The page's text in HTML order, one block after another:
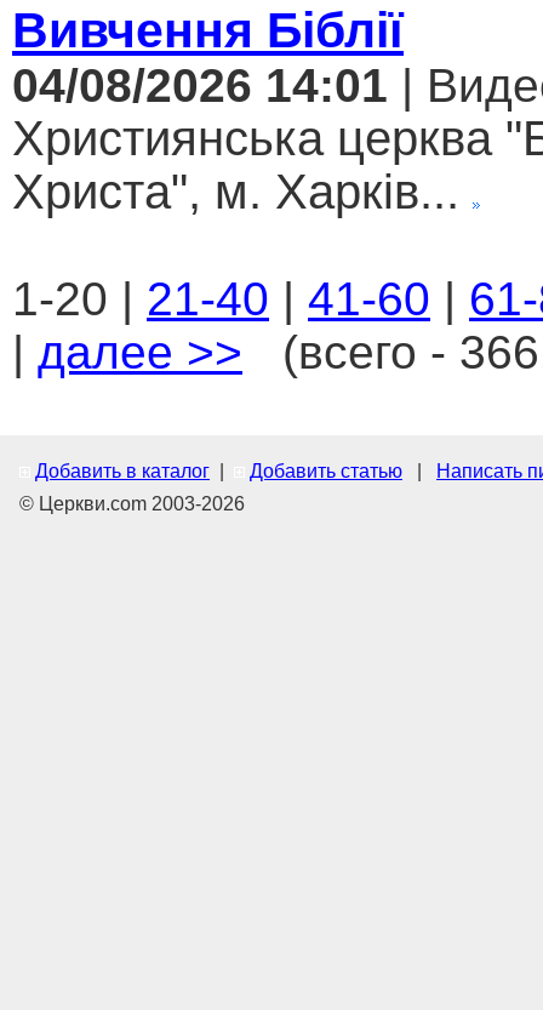
Вивчення Біблії
04/08/2026 14:01 |
Християнська церква
Христа", м. Харків...
1-20 | 21-40 | 41-60 |
| далее >> (всего -
Добавить в каталог Добавить статью
Написать
© Церкви.com 2003-2026